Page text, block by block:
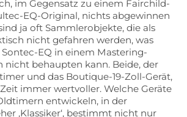
im Gegensatz zu einem Fairchild-
EQ-Original, nichts abgewinnen
ja oft Sammlerobjekte, die als
nicht gefahren werden, was
EQ in einem Mastering-
nicht behaupten kann. Beide, der
und das Boutique-19-Zoll-Gerät,
immer wertvoller. Welche Geräte
entwickeln, in der
‚Klassiker‘, bestimmt nicht nur